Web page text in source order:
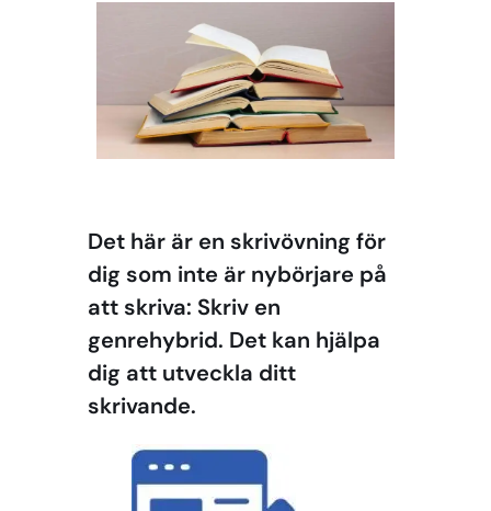
Det här är en skrivövning för
dig som inte är nybörjare på
att skriva: Skriv en
genrehybrid. Det kan hjälpa
dig att utveckla ditt
skrivande.